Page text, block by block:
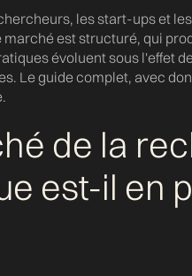
les start-ups et
est structuré, qui
évoluent sous l'effet
Le guide complet, avec
de la
est-il en